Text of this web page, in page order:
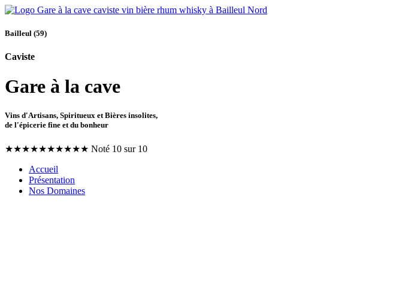
Bailleul (59)
Caviste
Gare à la cave
Vins d'Artisans, Spiritueux et Bières insolites,
de l'épicerie fine et du bonheur
★★★★★★★★★★ Noté 10 sur 10
Accueil
Présentation
Nos Domaines